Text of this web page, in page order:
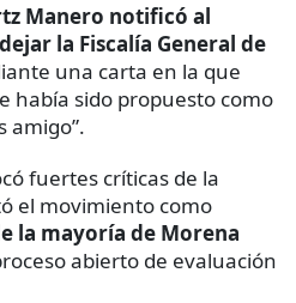
Manero notificó al
la Fiscalía General de
una carta en la que
había sido propuesto como
amigo”.
fuertes críticas de la
el movimiento como
la mayoría de Morena
abierto de evaluación